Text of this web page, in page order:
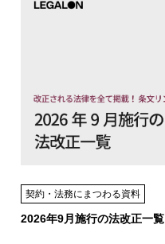
契約・法務にまつわる資料
2026年9月施行の法改正一覧